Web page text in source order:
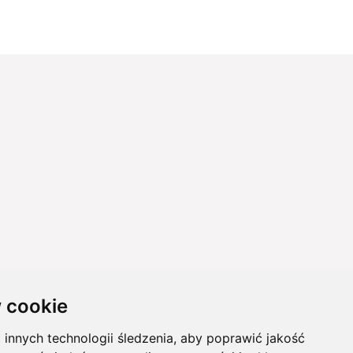
cookie
technologii śledzenia, aby poprawić jakość